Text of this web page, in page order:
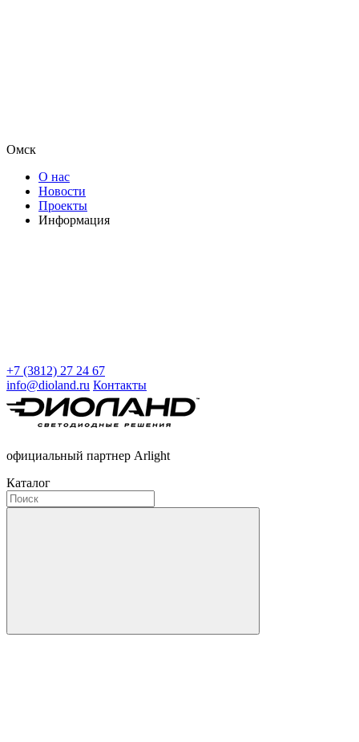
Омск
О нас
Новости
Проекты
Информация
+7 (3812) 27 24 67
info@dioland.ru Контакты
официальный партнер Arlight
Каталог